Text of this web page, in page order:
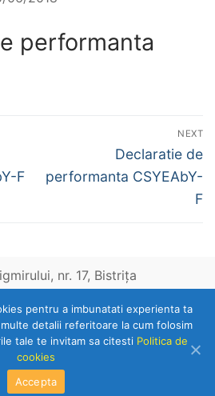
performanta
F
NEXT
Next
post:
Declaratie de
performanta CSYEAbY-
F
nr. 17, Bistriţa
0263-236153
© 2026 RCB Electro 97
pentru a imbunatati experienta ta
detalii referitoare la cum folosim
tale te invitam sa citesti Politica de
cookies
Accepta